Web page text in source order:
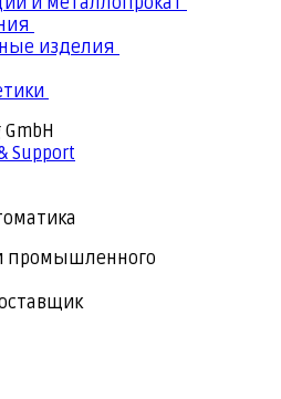
изделия
Support
промышленного